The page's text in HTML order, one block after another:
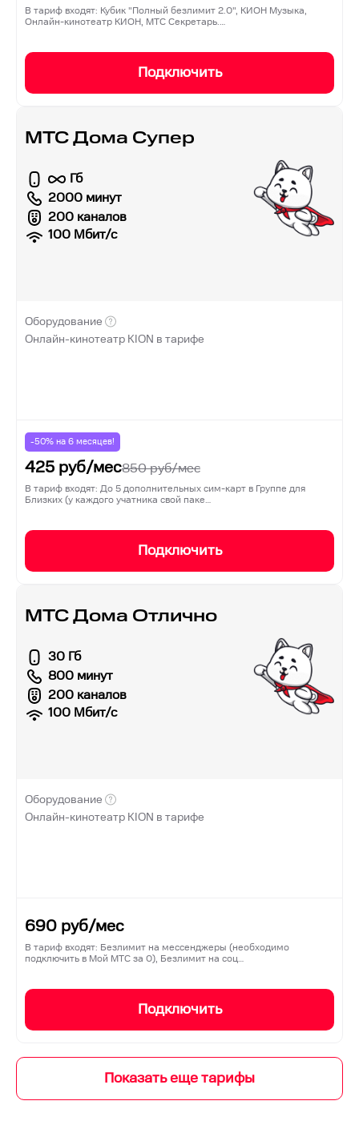
В тариф входят: Кубик "Полный безлимит 2.0", КИОН Музыка,
Онлайн-кинотеатр КИОН, МТС Секретарь.…
Подключить
МТС Дома Супер
Гб
2000 минут
200 каналов
100 Мбит/с
Оборудование
Онлайн-кинотеатр KION в тарифе
-50% на 6 месяцев!
425 руб/мес850руб/мес
В тариф входят: До 5 дополнительных сим-карт в Группе для
Близких (у каждого учатника свой паке…
Подключить
МТС Дома Отлично
30 Гб
800 минут
200 каналов
100 Мбит/с
Оборудование
Онлайн-кинотеатр KION в тарифе
690 руб/мес
В тариф входят: Безлимит на мессенджеры (необходимо
подключить в Мой МТС за 0), Безлимит на соц…
Подключить